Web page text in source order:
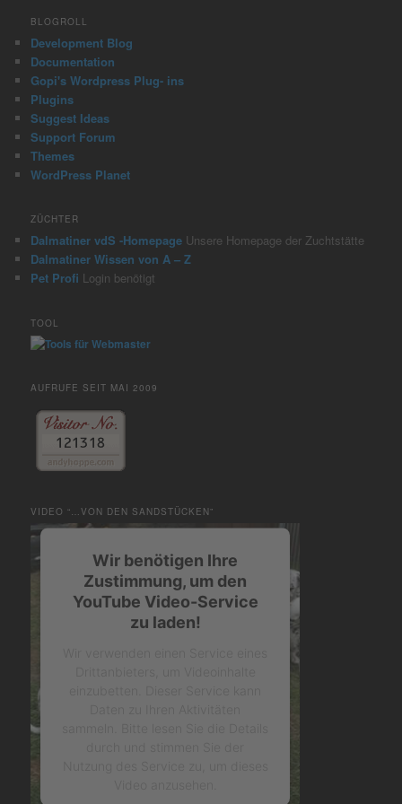
BLOGROLL
Development Blog
Documentation
Gopi's Wordpress Plug- ins
Plugins
Suggest Ideas
Support Forum
Themes
WordPress Planet
ZÜCHTER
Dalmatiner vdS -Homepage Unsere Homepage der Zuchtstätte
Dalmatiner Wissen von A – Z
Pet Profi Login benötigt
TOOL
AUFRUFE SEIT MAI 2009
VIDEO “…VON DEN SANDSTÜCKEN”
Wir benötigen Ihre
Zustimmung, um den
YouTube Video-Service
zu laden!